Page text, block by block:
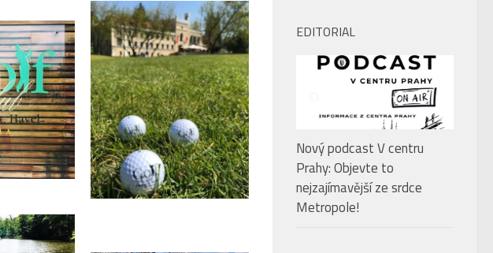
EDITORIAL
Nový podcast V centru
Prahy: Objevte to
nejzajímavější ze srdce
Metropole!